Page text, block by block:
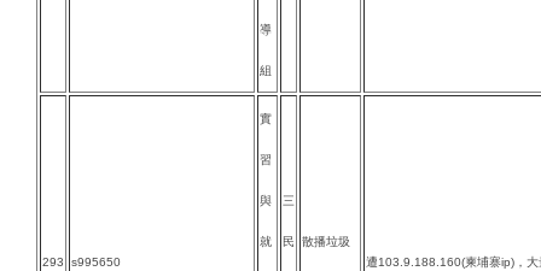
導
組
293 s995650
實
習
與
就
三
民 散播垃圾
遭103.9.188.160(柬埔寨ip)，大